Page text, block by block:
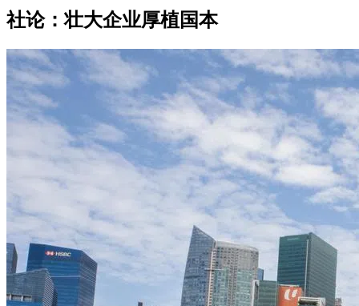
社论：壮大企业厚植国本